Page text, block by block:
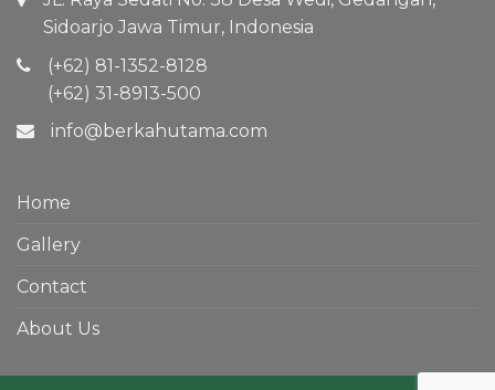
Sidoarjo Jawa Timur, Indonesia
(+62) 81-1352-8128
(+62) 31-8913-500
info@berkahutama.com
Home
Gallery
Contact
About Us